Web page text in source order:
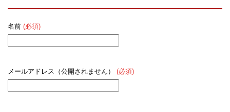
名前 (必須)
メールアドレス（公開されません） (必須)